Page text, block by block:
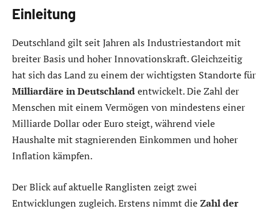
Einleitung
Deutschland gilt seit Jahren als Industriestandort mit
breiter Basis und hoher Innovationskraft. Gleichzeitig
hat sich das Land zu einem der wichtigsten Standorte für
Milliardäre in Deutschlandentwickelt. Die Zahl der
Menschen mit einem Vermögen von mindestens einer
Milliarde Dollar oder Euro steigt, während viele
Haushalte mit stagnierenden Einkommen und hoher
Inflation kämpfen.
Der Blick auf aktuelle Ranglisten zeigt zwei
Entwicklungen zugleich. Erstens nimmt dieZahl der